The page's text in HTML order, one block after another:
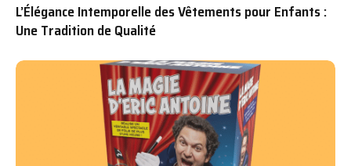
L’Élégance Intemporelle des Vêtements pour Enfants :
Une Tradition de Qualité